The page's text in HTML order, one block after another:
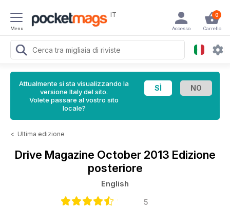
Menu
IT 0
Carrello
Accesso
Attualmente si sta visualizzando la
versione Italy del sito.
Volete passare al vostro sito
locale?
< Ultima edizione
Drive Magazine October 2013 Edizione
posteriore
English
5